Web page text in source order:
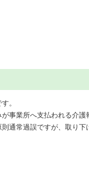
。
事業所へ支払われる介護
通常過誤ですが、取り下